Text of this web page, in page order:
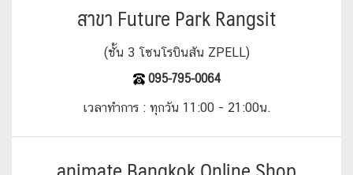
สาขา Future Park Rangsit
(ชั้น 3 โซนโรบินสัน ZPELL)
095-795-0064
เวลาทำการ: ทุกวัน 11:00 - 21:00น.